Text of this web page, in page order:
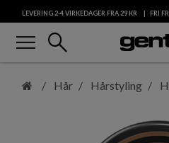
LEVERING 2-4 VIRKEDAGER FRA 29KR FRI
menu search
Hår Hårstyling